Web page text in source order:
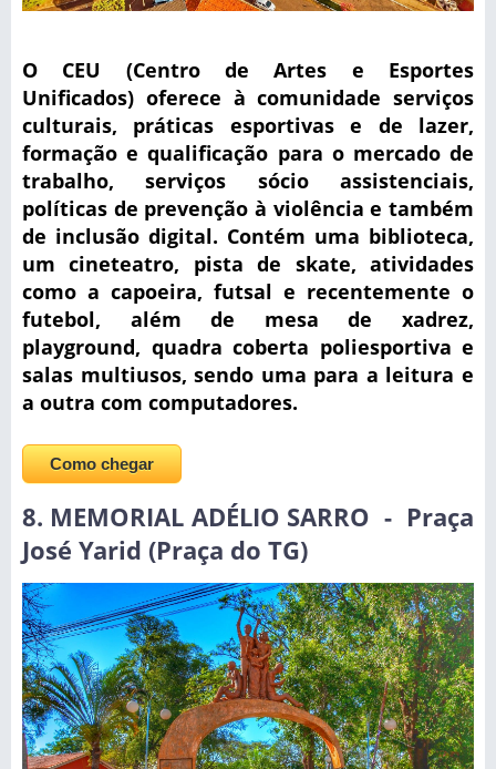
O CEU (Centro de Artes e Esportes
Unificados) oferece à comunidade serviços
culturais, práticas esportivas e de lazer,
formação e qualificação para o mercado de
trabalho, serviços sócio assistenciais,
políticas de prevenção à violência e também
de inclusão digital. Contém uma biblioteca,
um cineteatro, pista de skate, atividades
como a capoeira, futsal e recentemente o
futebol, além de mesa de xadrez,
playground, quadra coberta poliesportiva e
salas multiusos, sendo uma para a leitura e
a outra com computadores.
Como chegar
8. MEMORIAL ADÉLIO SARRO - Praça
José Yarid (Praça do TG)